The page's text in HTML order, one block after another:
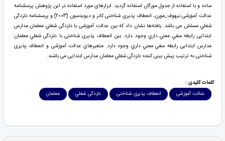
ساده و با استفاده از جدول مورگان استفاده گرديد. ابزارهای مورد استفاده در این پژوهش پرسشنامه
عدالت آموزشی نيهوف_مورن، انعطاف پذیری شناختی کانر و دیویدسون (2003) و پرسشنامه دلزدگی
شغلي مسلش می باشد. یافته‌ها نشان داد كه بين عدالت آموزشی با دلزدگی شغلي معلمان مدارس
ابتدایی رابطه منفي معني داري وجود دارد. بين انعطاف پذیری شناختی با دلزدگی شغلي معلمان
مدارس ابتدایی رابطه منفي معني داري وجود دارد. متغيرهای عدالت آموزشی و انعطاف پذیری
شناختی به ترتيب پيش بينی کننده دلزدگی شغلي معلمان مدارس ابتدایی می باشند.
کلمات کلیدی :
عدالت آموزشی
انعطاف پذیری شناختی دلزدگی شغلي معلمان